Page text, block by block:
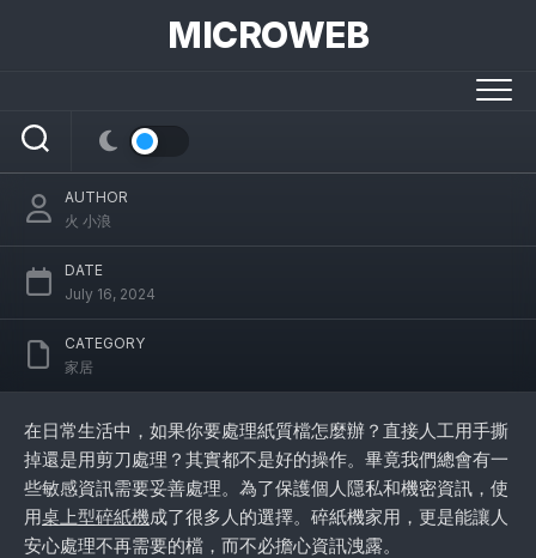
MICROWEB
桌上型家用碎紙機，保護隱私的好幫手
AUTHOR
火 小浪
DATE
July 16, 2024
CATEGORY
家居
在日常生活中，如果你要處理紙質檔怎麼辦？直接人工用手撕
掉還是用剪刀處理？其實都不是好的操作。畢竟我們總會有一
些敏感資訊需要妥善處理。為了保護個人隱私和機密資訊，使
用桌上型碎紙機成了很多人的選擇。碎紙機家用，更是能讓人
安心處理不再需要的檔，而不必擔心資訊洩露。